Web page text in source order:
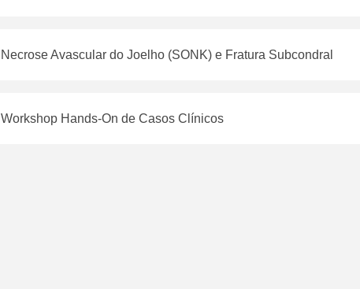
Necrose Avascular do Joelho (SONK) e Fratura Subcondral
Workshop Hands-On de Casos Clínicos